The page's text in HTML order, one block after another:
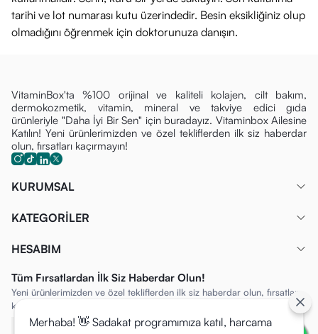
Neden Blocer365 Blue Mineral?
Hibrit Koruma:
Sadece dışarıda değil, iç mekanda ekran
yapmaz ve şeffaf bir bitiş sunar.
Temiz İçerik:Cildin doğal yapısına saygılı, organik içeriklerle
zenginleştirilmiş güvenilir formül.
Önemli Uyarılar
Haricen kullanılır. Göz ile temasından kaçınınız; temas
Güneş koruyucu ürün kullansanız dahi, güneşin dik geldiği
Ürünü doğrudan güneş ışığı almayan, serin ve kuru bir
yerde, çocukların ulaşamayacağı şekilde muhafaza ediniz.
tarihi ve lot numarası kutu üzerindedir. Besin eksikliğiniz olup
olmadığını öğrenmek için doktorunuza danışın.
VitaminBox'ta %100 orijinal ve kaliteli kolajen, cilt bakım,
dermokozmetik, vitamin, mineral ve takviye edici gıda
ürünleriyle "Daha İyi Bir Sen" için buradayız. Vitaminbox Ailesine
Katılın! Yeni ürünlerimizden ve özel tekliflerden ilk siz haberdar
olun, fırsatları kaçırmayın!
KURUMSAL
KATEGORİLER
HESABIM
Tüm Fırsatlardan İlk Siz Haberdar Olun!
Yeni ürünlerimizden ve özel tekliflerden ilk siz haberdar olun, fırsatları
kaçırmayın!
Merhaba! 👋 Sadakat programımıza katıl, harcama